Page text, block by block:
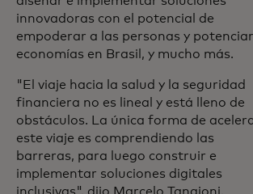
innovadoras con el potencial de
empoderar a las personas y
economías en Brasil, y mucho más.
"El viaje hacia la salud y la seguridad
financiera no es lineal y está lleno de
obstáculos. La única forma de
este viaje es comprendiendo las
barreras, para luego construir e
implementar soluciones digitales